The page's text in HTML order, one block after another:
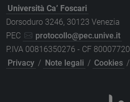
Università Ca’ Foscari
Dorsoduro 3246, 30123 Venezia
PEC
protocollo@pec.unive.it
P.IVA 00816350276 - CF
Privacy / Note legali / Cookies /